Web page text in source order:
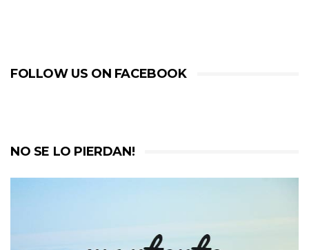
FOLLOW US ON FACEBOOK
NO SE LO PIERDAN!